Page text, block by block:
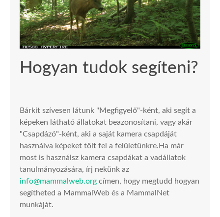
Hogyan tudok segíteni?
Bárkit szívesen látunk "Megfigyelő"-ként, aki segít a
képeken látható állatokat beazonosítani, vagy akár
"Csapdázó"-ként, aki a saját kamera csapdáját
használva képeket tölt fel a felületünkre.Ha már
most is használsz kamera csapdákat a vadállatok
tanulmányozására, írj nekünk az
info@mammalweb.org címen, hogy megtudd hogyan
segítheted a MammalWeb és a MammalNet
munkáját.